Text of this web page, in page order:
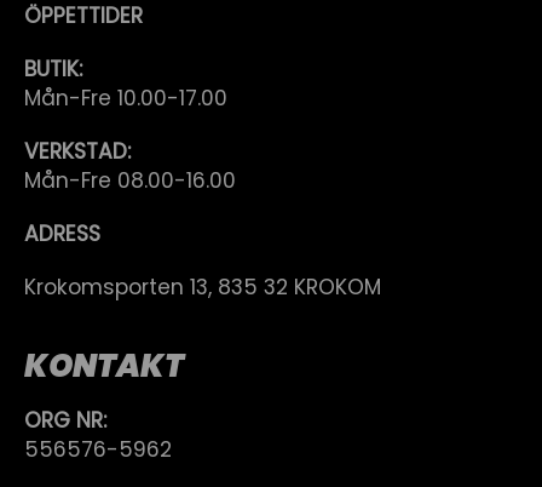
ÖPPETTIDER
BUTIK:
Mån-Fre 10.00-17.00
VERKSTAD:
Mån-Fre 08.00-16.00
ADRESS
Krokomsporten 13, 835 32 KROKOM
KONTAKT
ORG NR:
556576-5962